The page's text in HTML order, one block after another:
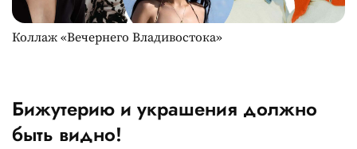
Коллаж «Вечернего Владивостока»
Бижутерию и украшения должно
быть видно!